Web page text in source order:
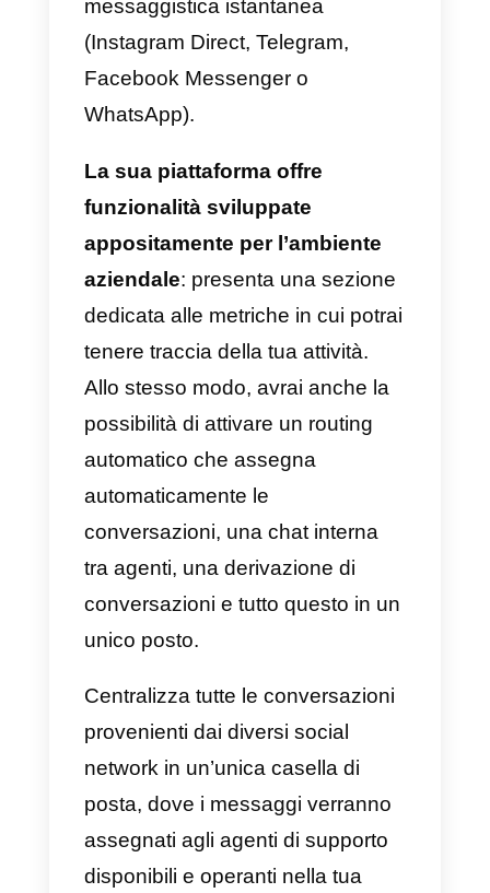
facile da usare e permette di
gestire più di una chat in tempo
In questo stesso senso, Olark
presenta integrazioni e funzioni
che consentono di costruire un
solido rapporto con i clienti. Ha
anche funzionalità come
personalizzazione, messaggi
automatici, report in tempo reale,
strumenti di gestione del team e
molto altro.